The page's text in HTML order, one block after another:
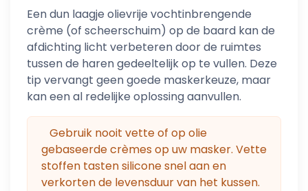
Een dun laagje olievrije vochtinbrengende
crème (of scheerschuim) op de baard kan de
afdichting licht verbeteren door de ruimtes
tussen de haren gedeeltelijk op te vullen. Deze
tip vervangt geen goede maskerkeuze, maar
kan een al redelijke oplossing aanvullen.
Gebruik nooit vette of op olie
gebaseerde crèmes op uw masker. Vette
stoffen tasten silicone snel aan en
verkorten de levensduur van het kussen.